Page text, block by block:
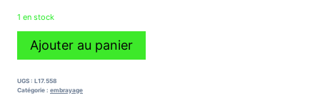
1 en stock
quantité
plus
rondelles
Ajouter au panier
UGS : L17.558
Catégorie : embrayage